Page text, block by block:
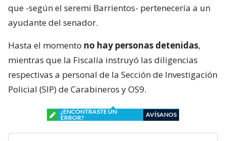
que -según el seremi Barrientos- pertenecería a un
ayudante del senador.
Hasta el momento no hay personas detenidas,
mientras que la Fiscalía instruyó las diligencias
respectivas a personal de la Sección de Investigación
Policial (SIP) de Carabineros y OS9.
¿ENCONTRASTE UN
ERROR?
AVÍSANOS